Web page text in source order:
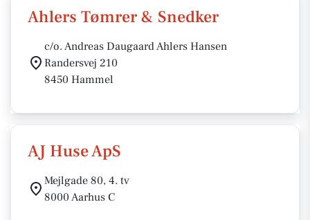
Ahlers Tømrer & Snedker
c/o. Andreas Daugaard Ahlers Hansen
Randersvej 210
8450 Hammel
AJ Huse ApS
Mejlgade 80, 4. tv
8000 Aarhus C